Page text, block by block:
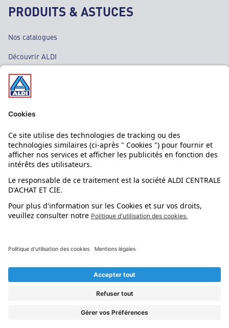
PRODUITS & ASTUCES
Nos catalogues
Découvrir ALDI
Nos bons plans
Nos rayons
Nos marques
Nos astuces
Évènements
L'application mobile